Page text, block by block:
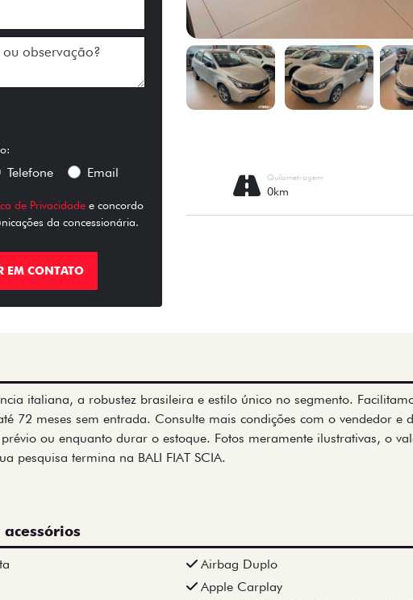
Telefone Email
de Privacidade e concordo
da concessionária.
EM CONTATO
Quilometragem
0km
italiana, a robustez brasileira e estilo único no segmento.
72 meses sem entrada. Consulte mais condições com o vendedor
ou enquanto durar o estoque. Fotos meramente ilustrativas, o
pesquisa termina na BALI FIAT SCIA.
Airbag Duplo
Apple Carplay